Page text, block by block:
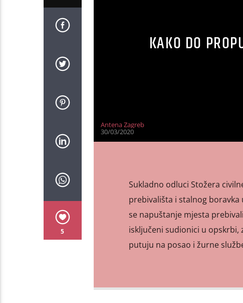
5
KAKO DO
Antena Zagreb
30/03/2020
Sukladno odluci Stožera
prebivališta i stalnog boravka
se napuštanje mjesta
isključeni sudionici u
putuju na posao i žurne